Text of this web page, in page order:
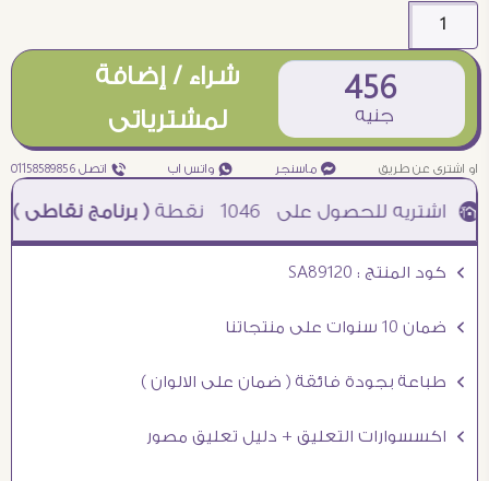
456
جنيه
شراء / إضافة
لمشترياتى
او اشترى عن طريق ¥ ماسنجر ₧ واتس اب ƒ اتصل 01158589856
1046 نقطة( برنامج نقاطى )à خصم 5% للعملاء الجدد à شحن مجانى عند الشراء ب 4000 جنيه à
Ö كود المنتج : SA89120
Ö ضمان 10 سنوات على منتجاتنا
Ö طباعة بجودة فائقة ( ضمان على الالوان )
Ö اكسسوارات التعليق + دليل تعليق مصور